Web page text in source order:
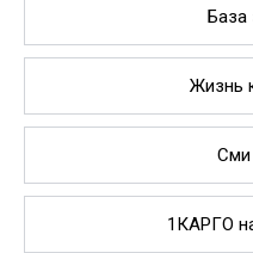
База
Жизнь
Сми
1КАРГО